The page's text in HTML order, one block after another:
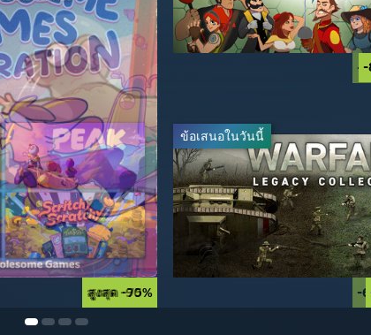
สูงสุด -90%
-
ข้อเสนอในวันนี้
สูงสุด -75%
-
-
-67% $49.99$16.49
-20% $49.99$39.99
-
-50% $49.99$24.99
-20% $39.99$31.99
-